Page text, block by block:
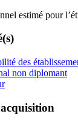
estimé pour
des
non diplomant